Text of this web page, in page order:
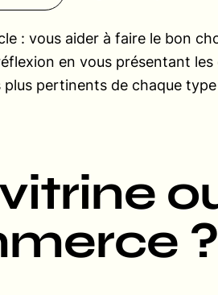
: vous aider à faire le bon
en vous présentant
plus pertinents de chaque
?